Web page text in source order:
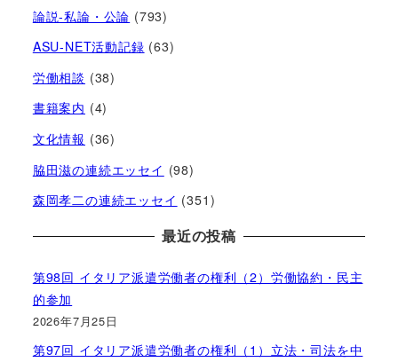
論説-私論・公論 (793)
ASU-NET活動記録 (63)
労働相談 (38)
書籍案内 (4)
文化情報 (36)
脇田滋の連続エッセイ (98)
森岡孝二の連続エッセイ (351)
最近の投稿
第98回 イタリア派遣労働者の権利（2）労働協約・民主
的参加
2026年7月25日
第97回 イタリア派遣労働者の権利（1）立法・司法を中